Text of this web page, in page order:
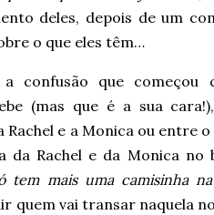
deles, depois de um
o que eles têm…
confusão que começou
(mas que é a sua
e a Monica ou entre o
da Rachel e da Monica no
tem mais uma camisinha
quem vai transar naquela